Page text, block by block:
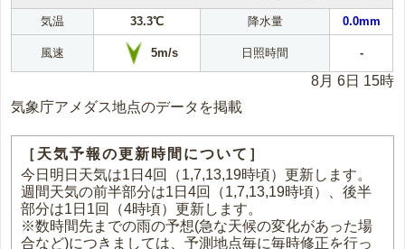
気温 33.3℃ 降水量 0.0mm
風速 5m/s 日照時間 -
8月 6日 15時
気象庁アメダス地点のデータを掲載
［天気予報の更新時間について］
今日明日天気は1日4回（1,7,13,19時頃）更新します。
週間天気の前半部分は1日4回（1,7,13,19時頃）、後半
部分は1日1回（4時頃）更新します。
※数時間先までの雨の予想(急な天候の変化があった場
合など)につきましては、予測地点毎に毎時修正を行っ